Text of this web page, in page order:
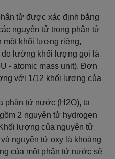
tử được xác định bằng
nguyên tử trong phân tử
một khối lượng riêng,
lường khối lượng gọi là
- atomic mass unit). Đơn
với 1/12 khối lượng của
phân tử nước (H2O), ta
2 nguyên tử hydrogen
lượng của nguyên tử
nguyên tử oxy là khoảng
của một phân tử nước sẽ